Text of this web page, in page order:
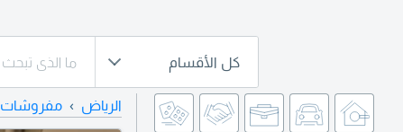
كل الأقسام
الرياض مفروشات